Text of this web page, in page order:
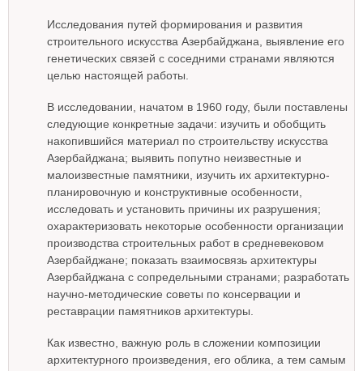
Исследования путей формирования и развития
строительного искусства Азербайджана, выявление его
генетических связей с соседними странами являются
целью настоящей работы.
В исследовании, начатом в 1960 году, были поставлены
следующие конкретные задачи: изучить и обобщить
накопившийся материал по строительству искусства
Азербайджана; выявить попутно неизвестные и
малоизвестные памятники, изучить их архитектурно-
планировочную и конструктивные особенности,
исследовать и установить причины их разрушения;
охарактеризовать некоторые особенности организации
производства строительных работ в средневековом
Азербайджане; показать взаимосвязь архитектуры
Азербайджана с сопредельными странами; разработать
научно-методические советы по консервации и
реставрации памятников архитектуры.
Как известно, важную роль в сложении композиции
архитектурного произведения, его облика, а тем самым